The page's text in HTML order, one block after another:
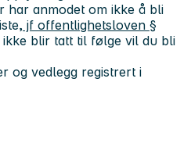
har anmodet om ikke å bli
jf offentlighetsloven §
ikke blir tatt til følge vil du bli
og vedlegg registrert i